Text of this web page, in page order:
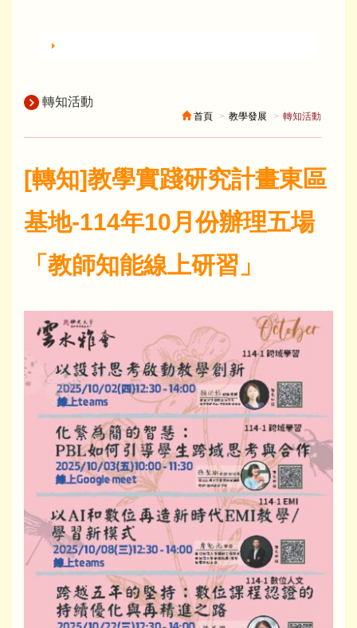
轉知活動
首頁 教學發展 轉知活動
[轉知]教學實踐研究計畫東區
基地-114年10月份辦理五場
「教師知能線上研習」